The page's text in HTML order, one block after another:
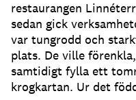
restaurangen
sedan gick
var tungrodd och
plats. De ville
samtidigt fylla ett
krogkartan. Ur det